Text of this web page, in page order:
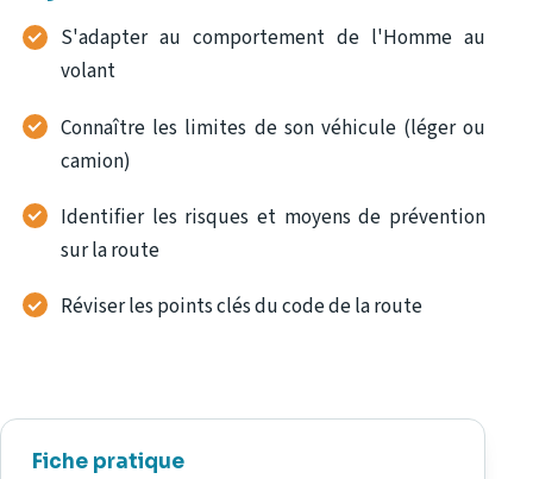
S'adapter au comportement de l'Homme au
volant
Connaître les limites de son véhicule (léger ou
camion)
Identifier les risques et moyens de prévention
sur la route
Réviser les points clés du code de la route
Fiche pratique